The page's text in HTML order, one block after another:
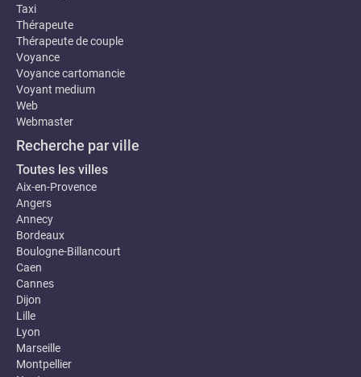
Taxi
Thérapeute
Thérapeute de couple
Voyance
Voyance cartomancie
Voyant medium
Web
Webmaster
Recherche par ville
Toutes les villes
Aix-en-Provence
Angers
Annecy
Bordeaux
Boulogne-Billancourt
Caen
Cannes
Dijon
Lille
Lyon
Marseille
Montpellier